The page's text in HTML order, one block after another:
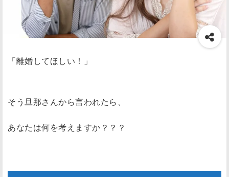
「離婚してほしい！」
そう旦那さんから言われたら、
あなたは何を考えますか？？？